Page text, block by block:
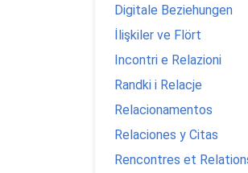
Digitale Beziehungen
İlişkiler ve Flört
Incontri e Relazioni
Randki i Relacje
Relacionamentos
Relaciones y Citas
Rencontres et